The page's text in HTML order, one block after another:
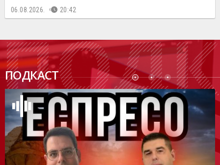
06.08.2026. 20:42
ПОДКАСТ
ПОДК
АСТ